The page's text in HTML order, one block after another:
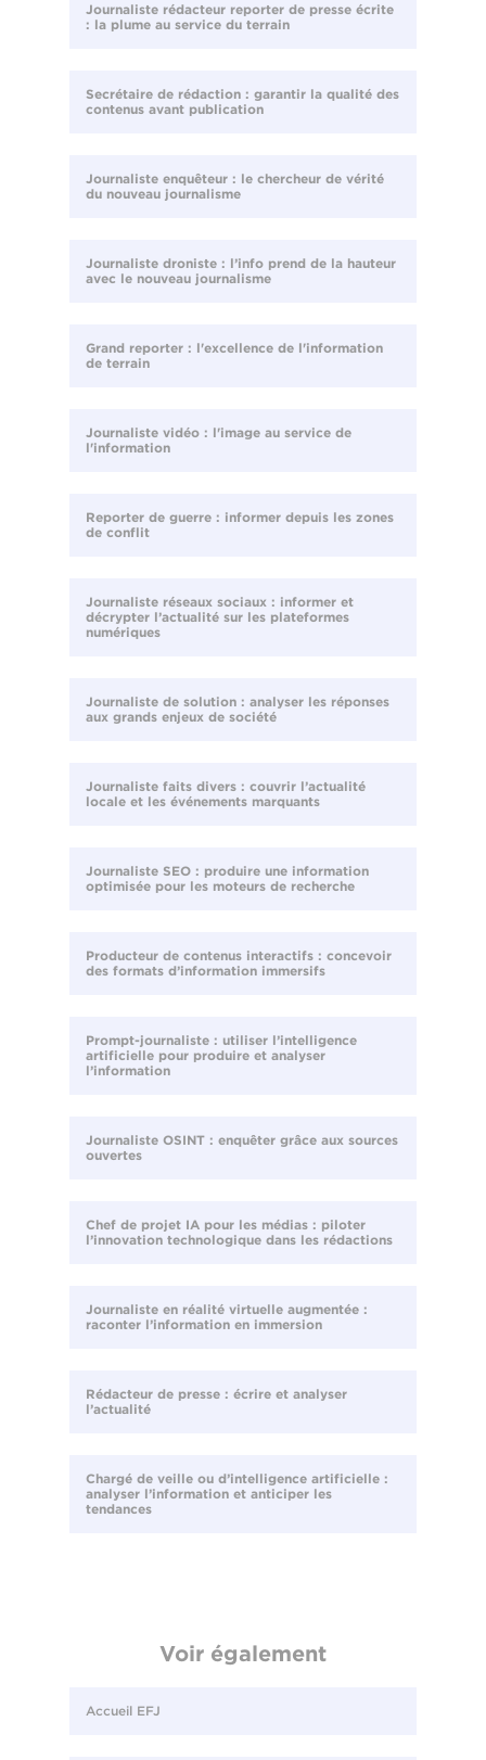
Journaliste rédacteur reporter de presse écrite
: la plume au service du terrain
Secrétaire de rédaction : garantir la qualité des
contenus avant publication
Journaliste enquêteur : le chercheur de vérité
du nouveau journalisme
Journaliste droniste : l’info prend de la hauteur
avec le nouveau journalisme
Grand reporter : l'excellence de l'information
de terrain
Journaliste vidéo : l'image au service de
l'information
Reporter de guerre : informer depuis les zones
de conflit
Journaliste réseaux sociaux : informer et
décrypter l’actualité sur les plateformes
numériques
Journaliste de solution : analyser les réponses
aux grands enjeux de société
Journaliste faits divers : couvrir l’actualité
locale et les événements marquants
Journaliste SEO : produire une information
optimisée pour les moteurs de recherche
Producteur de contenus interactifs : concevoir
des formats d’information immersifs
Prompt-journaliste : utiliser l’intelligence
artificielle pour produire et analyser
l’information
Journaliste OSINT : enquêter grâce aux sources
ouvertes
Chef de projet IA pour les médias : piloter
l’innovation technologique dans les rédactions
Journaliste en réalité virtuelle augmentée :
raconter l’information en immersion
Rédacteur de presse : écrire et analyser
l’actualité
Chargé de veille ou d’intelligence artificielle :
analyser l’information et anticiper les
tendances
Voir également
Accueil EFJ